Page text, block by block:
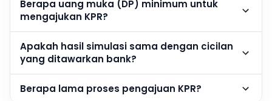
Berapa uang muka (DP) minimum untuk
mengajukan KPR?
Apakah hasil simulasi sama dengan cicilan
yang ditawarkan bank?
Berapa lama proses pengajuan KPR?